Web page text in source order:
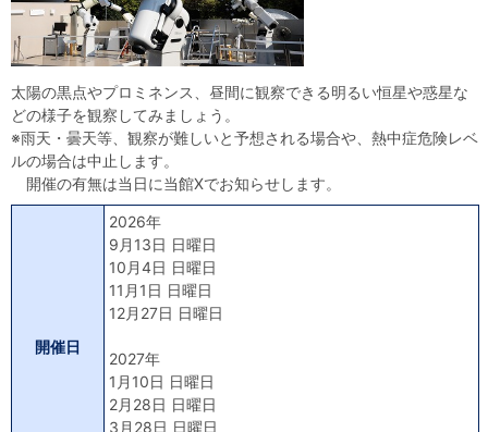
開館時間・プラネタリウム投影時間・観覧料
カフェ・ショップ
アクセス・駐車場
科学館資料の特別利用料
団体利用予約
学校団体
幼稚園・保育園団体
一般団体
かわさき星空ウォッチング
出前科学実験教室
プラネタリウム一般団体貸切利用「星空自由空間」
科学館概要
基本理念
沿革
計画・年報・評価・議事録
青少年科学館運営基本計画
年報
事業評価
議事録
研究資料
川崎市自然環境調査報告
生田緑地の植物
お問い合わせ
よくある質問
太陽の黒点やプロミネンス、昼間に観察できる明るい恒星や惑星な
どの様子を観察してみましょう。
※雨天・曇天等、観察が難しいと予想される場合や、熱中症危険レベ
ルの場合は中止します。
開催の有無は当日に当館Xでお知らせします。
開催日
2026年
9月13日 日曜日
10月4日 日曜日
11月1日 日曜日
12月27日 日曜日
2027年
1月10日 日曜日
2月28日 日曜日
3月28日 日曜日